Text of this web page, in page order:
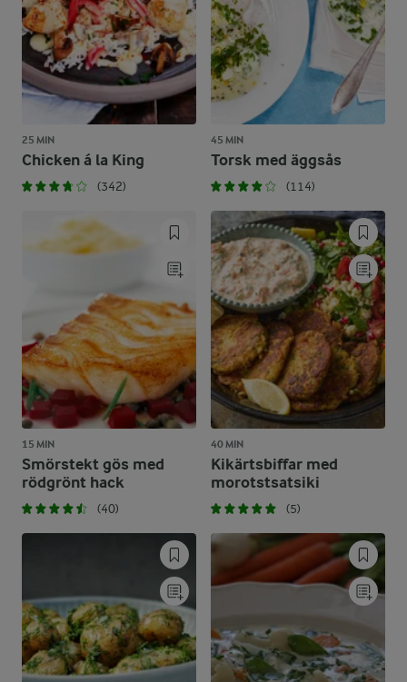
25 MIN
Chicken á la King
(342)
45 MIN
Torsk med äggsås
(114)
15 MIN
Smörstekt gös med
rödgrönt hack
(40)
40 MIN
Kikärtsbiffar med
morotstsatsiki
(5)